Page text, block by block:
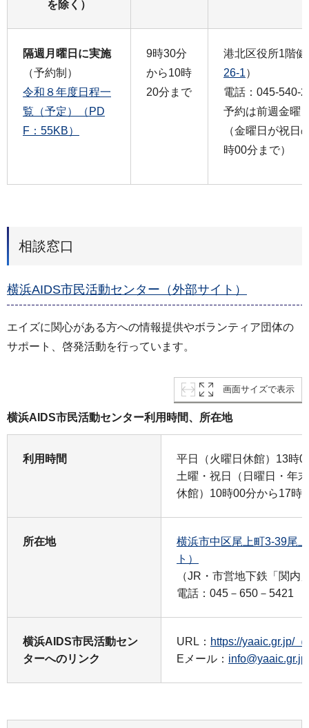
を除く）
隔週月曜日に実施
（予約制）
令和８年度日程一
覧（予定）（PD
F：55KB）
9時30分
から10時
20分まで
港北区役所1階
26-1）
電話：045-540-
予約は前週金曜
（金曜日が祝日
時00分まで）
相談窓口
横浜AIDS市民活動センター（外部サイト）
エイズに関心がある方への情報提供やボランティア団体の
サポート、啓発活動を行っています。
画面サイズで表示
横浜AIDS市民活動センター利用時間、所在地
利用時間
平日（火曜日休館）13時
土曜・祝日（日曜日・年
休館）10時00分から17時
所在地
横浜市中区尾上町3-39尾
ト）
（JR・市営地下鉄「関内
電話：045－650－5421
横浜AIDS市民活動セン
ターへのリンク
URL： https://yaaic.gr.jp/
Eメール： info@yaaic.gr.jp